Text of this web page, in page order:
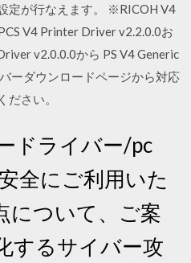
定が行なえます。 ※RICOH V4
V4 Printer Driver v2.2.0.0お
v2.0.0.0から PS V4 Generic
ーダウンロードページから対応
ださい。
ドライバー/pc
全にご利用いた
について、ご案
するサイバー攻